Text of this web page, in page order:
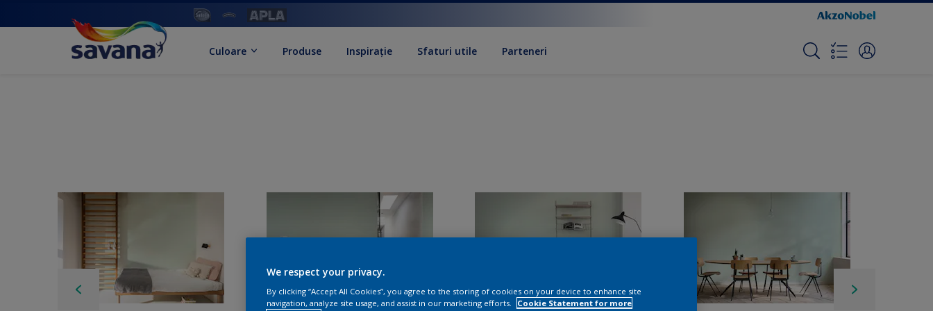
Culoare Produse Inspirație Sfaturi utile Parteneri
We respect your privacy.
By clicking “Accept All Cookies”, you agree to the storing of cookies on your device to enhance site
navigation, analyze site usage, and assist in our marketing efforts.
Cookie Statement for more